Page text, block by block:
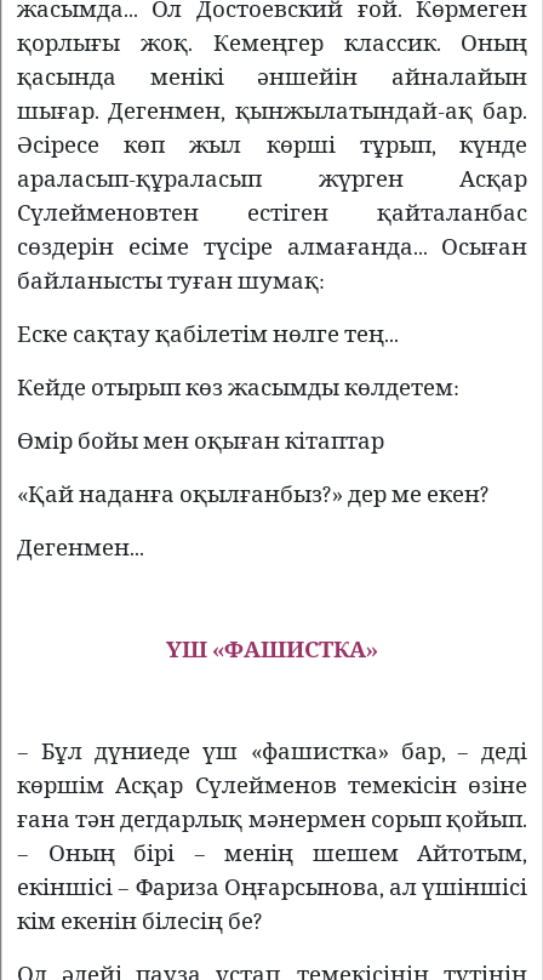
жасымда... Ол Достоевский ғой. Көрмеген
қорлығы жоқ. Кемеңгер классик. Оның
қасында менікі әншейін айналайын
шығар. Дегенмен, қынжылатындай-ақ бар.
Әсіресе көп жыл көрші тұрып, күнде
араласып-құраласып жүрген Асқар
Сүлейменовтен естіген қайталанбас
сөздерін есіме түсіре алмағанда... Осыған
байланысты туған шумақ:
Еске сақтау қабілетім нөлге тең...
Кейде отырып көз жасымды көлдетем:
Өмір бойы мен оқыған кітаптар
«Қай наданға оқылғанбыз?» дер ме екен?
Дегенмен...
ҮШ «ФАШИСТКА»
– Бұл дүниеде үш «фашистка» бар, – деді
көршім Асқар Сүлейменов темекісін өзіне
ғана тән дегдарлық мәнермен сорып қойып.
– Оның бірі – менің шешем Айтотым,
екіншісі – Фариза Оңғарсынова, ал үшіншісі
кім екенін білесің бе?